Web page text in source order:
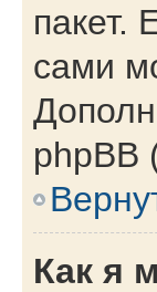
пакет.
сами
phpBB
Как я